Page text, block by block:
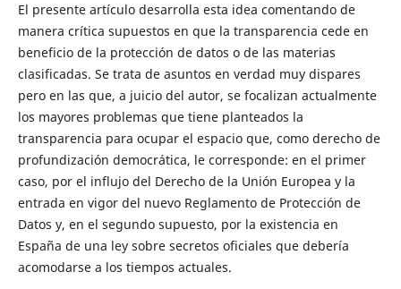
El presente artículo desarrolla esta idea comentando de
manera crítica supuestos en que la transparencia cede en
beneficio de la protección de datos o de las materias
clasificadas. Se trata de asuntos en verdad muy dispares
pero en las que, a juicio del autor, se focalizan actualmente
los mayores problemas que tiene planteados la
transparencia para ocupar el espacio que, como derecho de
profundización democrática, le corresponde: en el primer
caso, por el influjo del Derecho de la Unión Europea y la
entrada en vigor del nuevo Reglamento de Protección de
Datos y, en el segundo supuesto, por la existencia en
España de una ley sobre secretos oficiales que debería
acomodarse a los tiempos actuales.